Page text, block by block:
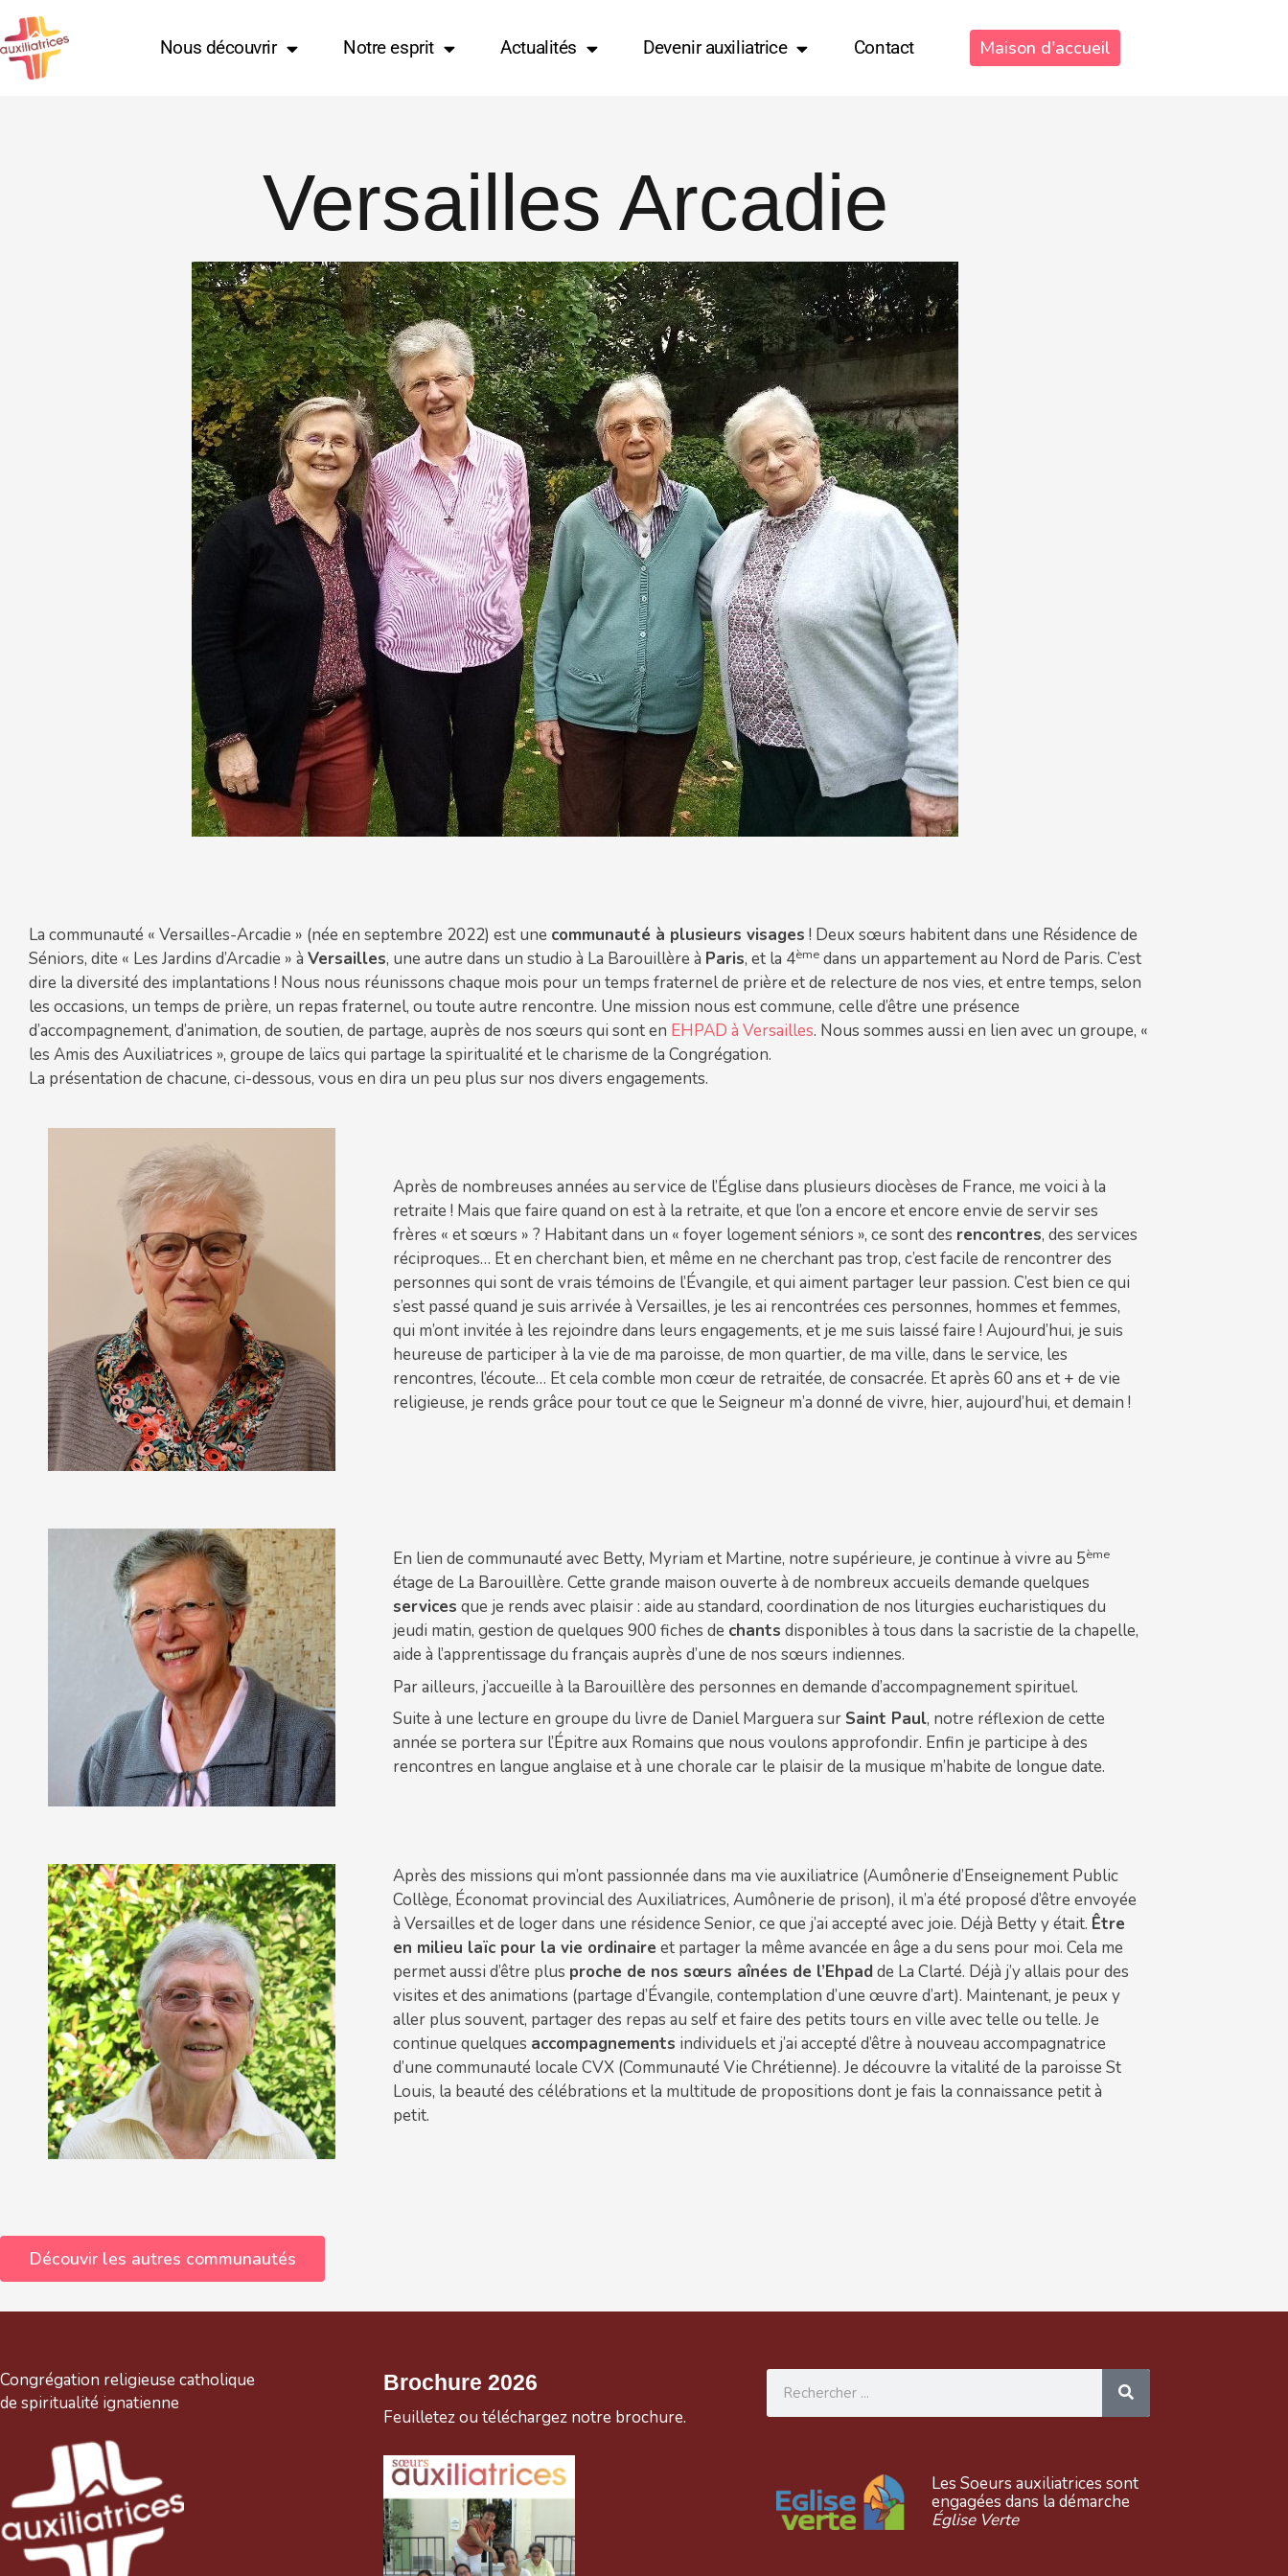
au
contenu
Nous découvrir Notre esprit Actualités Devenir auxiliatrice Contact Maison d'accueil
Versailles Arcadie
La communauté « Versailles-Arcadie » (née en septembre 2022) est une communauté à plusieurs visages ! Deux sœurs habitent dans une Résidence de
Séniors, dite « Les Jardins d’Arcadie » à Versailles, une autre dans un studio à La Barouillère à Paris, et la 4ème dans un appartement au Nord de Paris. C’est
dire la diversité des implantations ! Nous nous réunissons chaque mois pour un temps fraternel de prière et de relecture de nos vies, et entre temps, selon
les occasions, un temps de prière, un repas fraternel, ou toute autre rencontre. Une mission nous est commune, celle d’être une présence
d’accompagnement, d’animation, de soutien, de partage, auprès de nos sœurs qui sont en EHPAD à Versailles. Nous sommes aussi en lien avec un groupe, «
les Amis des Auxiliatrices », groupe de laïcs qui partage la spiritualité et le charisme de la Congrégation.
La présentation de chacune, ci-dessous, vous en dira un peu plus sur nos divers engagements.
Après de nombreuses années au service de l’Église dans plusieurs diocèses de France, me voici à la
retraite ! Mais que faire quand on est à la retraite, et que l’on a encore et encore envie de servir ses
frères « et sœurs » ? Habitant dans un « foyer logement séniors », ce sont des rencontres, des services
réciproques… Et en cherchant bien, et même en ne cherchant pas trop, c’est facile de rencontrer des
personnes qui sont de vrais témoins de l’Évangile, et qui aiment partager leur passion. C’est bien ce qui
s’est passé quand je suis arrivée à Versailles, je les ai rencontrées ces personnes, hommes et femmes,
qui m’ont invitée à les rejoindre dans leurs engagements, et je me suis laissé faire ! Aujourd’hui, je suis
heureuse de participer à la vie de ma paroisse, de mon quartier, de ma ville, dans le service, les
rencontres, l’écoute… Et cela comble mon cœur de retraitée, de consacrée. Et après 60 ans et + de vie
religieuse, je rends grâce pour tout ce que le Seigneur m’a donné de vivre, hier, aujourd’hui, et demain !
En lien de communauté avec Betty, Myriam et Martine, notre supérieure, je continue à vivre au 5ème
étage de La Barouillère. Cette grande maison ouverte à de nombreux accueils demande quelques
services que je rends avec plaisir : aide au standard, coordination de nos liturgies eucharistiques du
jeudi matin, gestion de quelques 900 fiches de chants disponibles à tous dans la sacristie de la chapelle,
aide à l’apprentissage du français auprès d’une de nos sœurs indiennes.
Par ailleurs, j’accueille à la Barouillère des personnes en demande d’accompagnement spirituel.
Suite à une lecture en groupe du livre de Daniel Marguera sur Saint Paul, notre réflexion de cette
année se portera sur l’Épitre aux Romains que nous voulons approfondir. Enfin je participe à des
rencontres en langue anglaise et à une chorale car le plaisir de la musique m’habite de longue date.
Après des missions qui m’ont passionnée dans ma vie auxiliatrice (Aumônerie d’Enseignement Public
Collège, Économat provincial des Auxiliatrices, Aumônerie de prison), il m’a été proposé d’être envoyée
à Versailles et de loger dans une résidence Senior, ce que j’ai accepté avec joie. Déjà Betty y était. Être
en milieu laïc pour la vie ordinaire et partager la même avancée en âge a du sens pour moi. Cela me
permet aussi d’être plus proche de nos sœurs aînées de l’Ehpadde La Clarté. Déjà j’y allais pour des
visites et des animations (partage d’Évangile, contemplation d’une œuvre d’art). Maintenant, je peux y
aller plus souvent, partager des repas au self et faire des petits tours en ville avec telle ou telle. Je
continue quelques accompagnements individuels et j’ai accepté d’être à nouveau accompagnatrice
d’une communauté locale CVX (Communauté Vie Chrétienne). Je découvre la vitalité de la paroisse St
Louis, la beauté des célébrations et la multitude de propositions dont je fais la connaissance petit à
petit.
Découvir les autres communautés
Congrégation religieuse catholique
de spiritualité ignatienne
Brochure 2026
Feuilletez ou téléchargez notre brochure.
Rechercher
Les Soeurs auxiliatrices sont
engagées dans la démarche
Église Verte